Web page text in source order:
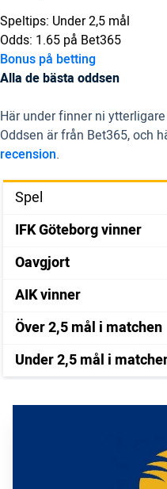
Speltips: Under 2,5 mål
Odds: 1.65 på Bet365
Bonus på betting
Alla de bästa oddsen
Här under finner ni
Oddsen är från Bet365, och
recension.
Spel
IFK Göteborg vinner
Oavgjort
AIK vinner
Över 2,5 mål i matchen
Under 2,5 mål i